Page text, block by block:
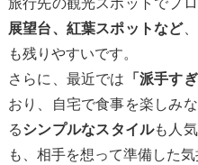
展望台、紅葉スポットなど
も残りやすいです。
さらに、最近では 「派手す
おり、自宅で食事を楽しみ
るシンプルなスタイルも人
も、相手を想って準備した